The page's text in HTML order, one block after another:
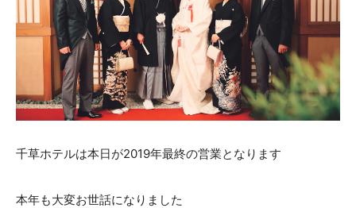
BLOG PLAN
プラン
ACCESS CONTACT
お問い合わせ
平日 11:00-19:00（火曜定休） / 土日 10:00-19:00
千草ホテルは本日が2019年最終の営業となります
本年も大変お世話になりました